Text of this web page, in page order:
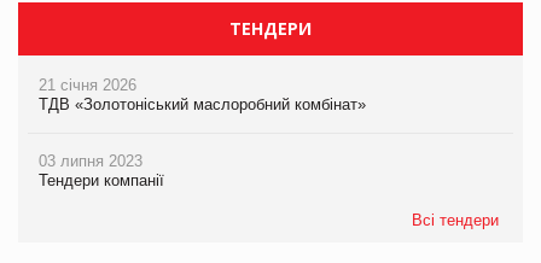
ТЕНДЕРИ
21 січня 2026
ТДВ «Золотоніський маслоробний комбінат»
03 липня 2023
Тендери компанії
Всі тендери